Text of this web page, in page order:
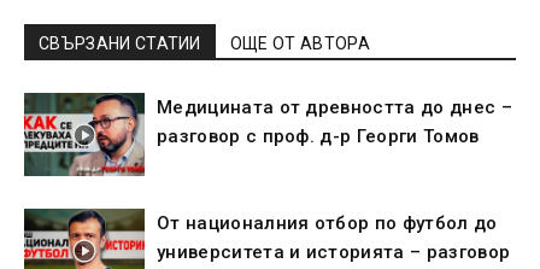
СВЪРЗАНИ СТАТИИ ОЩЕ ОТ АВТОРА
Медицината от древността до днес –
разговор с проф. д-р Георги Томов
От националния отбор по футбол до
университета и историята – разговор